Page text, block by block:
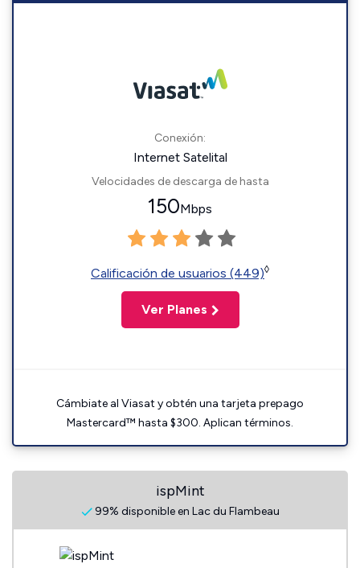
Conexión:
Internet Satelital
Velocidades de descarga de hasta
150Mbps
Calificación de usuarios (449)◊
Ver Planes
Cámbiate al Viasat y obtén una tarjeta prepago
Mastercard™ hasta $300. Aplican términos.
ispMint
99% disponible en Lac du Flambeau